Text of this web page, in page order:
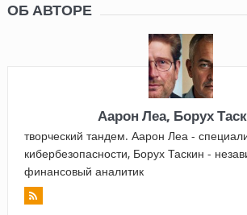
ОБ АВТОРЕ
Аарон Леа, Борух
творческий тандем. Аарон Леа -
кибербезопасности, Борух Таскин -
финансовый аналитик